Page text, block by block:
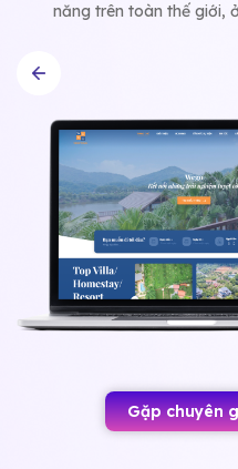
năng trên toàn thế giới,
Gặp chuyên